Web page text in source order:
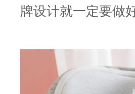
牌设计就一定要做